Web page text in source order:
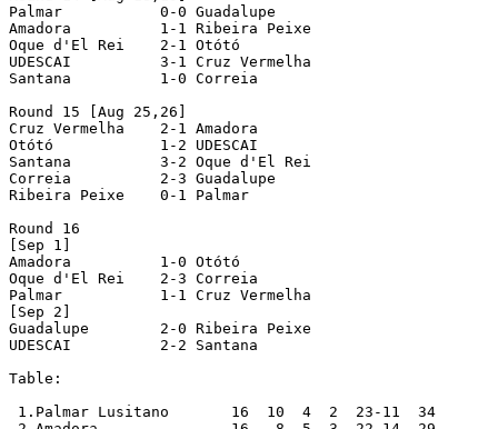
Palmar           0-0 Guadalupe
Amadora          1-1 Ribeira Peixe
Oque d'El Rei    2-1 Otótó
UDESCAI          3-1 Cruz Vermelha
Santana          1-0 Correia
Round 15 [Aug 25,26]
Cruz Vermelha    2-1 Amadora
Otótó            1-2 UDESCAI
Santana          3-2 Oque d'El Rei
Correia          2-3 Guadalupe
Ribeira Peixe    0-1 Palmar
Round 16
[Sep 1]
Amadora          1-0 Otótó
Oque d'El Rei    2-3 Correia
Palmar           1-1 Cruz Vermelha
[Sep 2]
Guadalupe        2-0 Ribeira Peixe
UDESCAI          2-2 Santana
Table:
1.Palmar Lusitano       16  10  4  2  23-11  34